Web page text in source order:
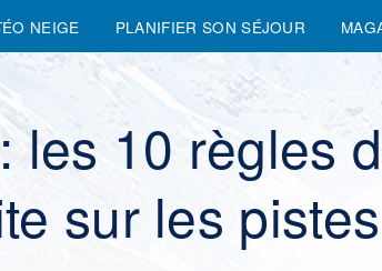
NEIGE PLANIFIER SON SÉJOUR
les 10 règles
sur les